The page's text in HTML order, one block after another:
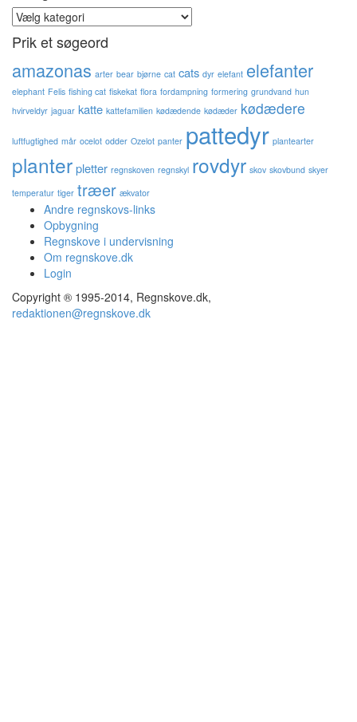
Kategorier
Prik et søgeord
amazonas arter bear bjørne cat cats dyr elefant elefanter
elephant Felis fishing cat fiskekat flora fordampning formering grundvand hun
hvirveldyr jaguar katte kattefamilien kødædende kødæder kødædere
luftfugtighed mår ocelot odder Ozelot panter pattedyr plantearter
planterpletter regnskoven regnskyl rovdyr skov skovbund skyer
temperatur tiger træer ækvator
Andre regnskovs-links
Opbygning
Regnskove i undervisning
Om regnskove.dk
Login
Copyright ® 1995-2014, Regnskove.dk,
redaktionen@regnskove.dk